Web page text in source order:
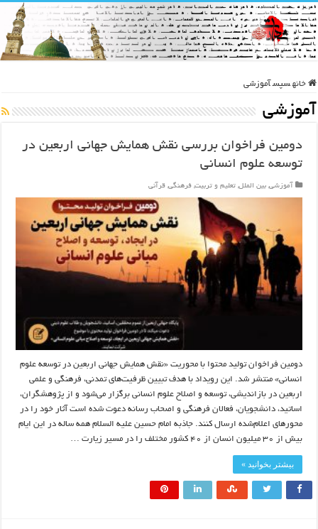
خانه سپس آموزشی
آموزشی
دومین فراخوان بررسی نقش همایش جهانی اربعین در
توسعه علوم انسانی
آموزشی, بین الملل, تعلیم و تربیت, فرهنگی, قرآنی
دومین فراخوان تولید محتوا با محوریت «نقش همایش جهانی اربعین در توسعه علوم
انسانی» منتشر شد. این رویداد با هدف تبیین ظرفیت‌های تمدنی، فرهنگی و علمی
اربعین در بازاندیشی، توسعه و اصلاح علوم انسانی برگزار می‌شود و از پژوهشگران،
اساتید، دانشجویان، فعالان فرهنگی و اصحاب رسانه دعوت شده است آثار خود را در
محورهای اعلام‌شده ارسال کنند. جاذبه امام حسین علیه السلام همه ساله در این ایام
بیش از ۳۰ میلیون انسان از ۴۰ کشور مختلف را در مسیر زیارت …
بیشتر بخوانید »